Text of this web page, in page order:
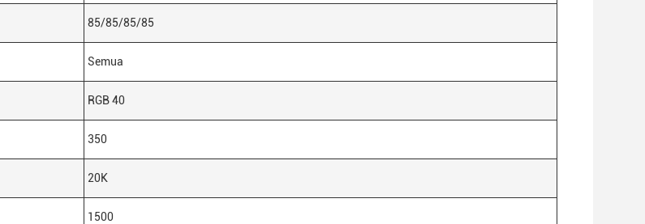
85/85/85/85
Semua
RGB 40
350
20K
1500